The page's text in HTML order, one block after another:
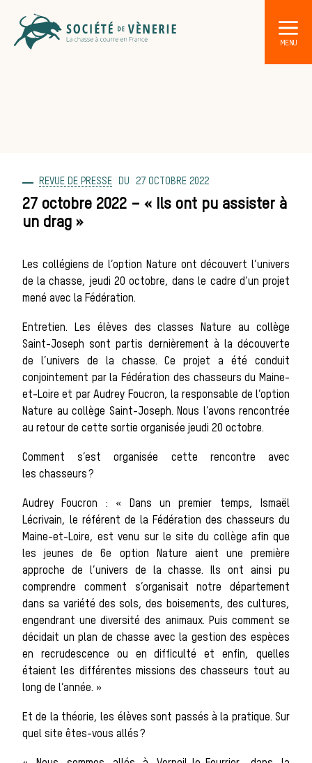
DÉCOUVRIR LA CHASSE À COURRE
Les acteurs de la vènerie
Les animaux
sauvages
Les chiens de
meute
Les chevaux
de chasse
Les veneurs
La vènerie contemporaine
Chasser les
REVUE DE PRESSE 27 OCTOBRE 2022
27 octobre 2022 – « Ils ont pu assister à
un drag »
Les collégiens de l’option Nature ont découvert l’univers
de la chasse, jeudi 20 octobre, dans le cadre d’un projet
mené avec la Fédération.
Entretien. Les élèves des classes Nature au collège
Saint-Joseph sont partis dernièrement à la découverte
de l’univers de la chasse. Ce projet a été conduit
conjointement par la Fédération des chasseurs du Maine-
et-Loire et par Audrey Foucron, la responsable de l’option
Nature au collège Saint-Joseph. Nous l’avons rencontrée
au retour de cette sortie organisée jeudi 20 octobre.
Comment s’est organisée cette rencontre avec
les chasseurs ?
Audrey Foucron : « Dans un premier temps, Ismaël
Lécrivain, le référent de la Fédération des chasseurs du
Maine-et-Loire, est venu sur le site du collège afin que
les jeunes de 6e option Nature aient une première
approche de l’univers de la chasse. Ils ont ainsi pu
comprendre comment s’organisait notre département
dans sa variété des sols, des boisements, des cultures,
engendrant une diversité des animaux. Puis comment se
décidait un plan de chasse avec la gestion des espèces
en recrudescence ou en difficulté et enfin, quelles
étaient les différentes missions des chasseurs tout au
long de l’année. »
Et de la théorie, les élèves sont passés à la pratique. Sur
quel site êtes-vous allés ?